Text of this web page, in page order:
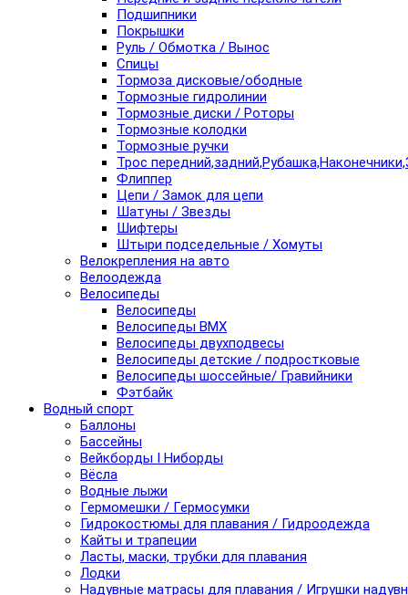
Подшипники
Покрышки
Руль / Обмотка / Вынос
Спицы
Тормоза дисковые/ободные
Тормозные гидролинии
Тормозные диски / Роторы
Тормозные колодки
Тормозные ручки
Трос
Флиппер
Цепи / Замок для цепи
Шатуны / Звезды
Шифтеры
Штыри подседельные / Хомуты
Велокрепления на авто
Велоодежда
Велосипеды
Велосипеды
Велосипеды BMX
Велосипеды двухподвесы
Велосипеды детские / подростковые
Велосипеды шоссейные/ Гравийники
Фэтбайк
Водный спорт
Баллоны
Бассейны
Вейкборды I Ниборды
Вёсла
Водные лыжи
Гермомешки / Гермосумки
Гидрокостюмы для плавания / Гидроодежда
Кайты и трапеции
Ласты, маски, трубки для плавания
Лодки
Надувные матрасы для плавания / Игрушки